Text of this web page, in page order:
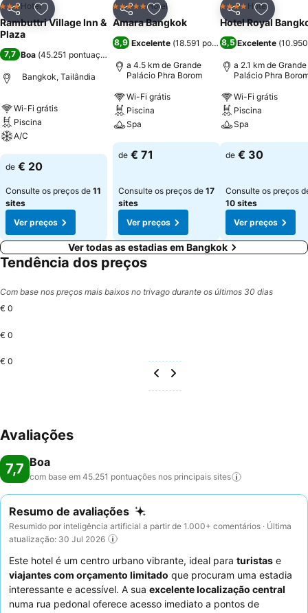
PartilharAdicionar aos favoritos
3 Estrelas
Hotel
Rambuttri Village Inn &
Plaza
7,7 Boa (45.251 pontuações
Bangkok, Tailândia
Wi-Fi grátis
Piscina
A/C
Ver preços
de € 20
Consulte os preços de 11
sites
Ver preços
PartilharAdicionar aos favoritos
5 EstrelasHotel
Amara Bangkok
8,9 Excelente (18.591 pontuações)
a 4.5 km de Grande
Palácio Phra Borom
Wi-Fi grátis
Piscina
Spa
Ver preços
de € 71
Consulte os preços de 17
sites
Ver preços
Partilhar
4 EstrelasHotel
Hotel Royal
8,5 Excelente (
a 2.1 km de Grande
Palácio Phra
Wi-Fi grátis
Piscina
Spa
Ver preços
de € 30
Consulte os preços
10 sites
Ver preços
Ver todas as estadias em Bangkok
Tendência dos preços
Com base nos preços mais baixos no trivago durante os últimos 30 dias
€ 0
€ 0
€ 0
Avaliações
7,7 Boa
com base em 45.251 pontuações nos principais sites
Resumo de avaliações
Resumido por inteligência artificial a partir de 1.000+ comentários · Última
atualização: 30 Jul 2026
Este hotel é um centro urbano vibrante, ideal para turistas e
viajantes com orçamento limitado que procuram uma estadia
interessante e acessível. A sua excelente localização central
numa rua pedonal oferece acesso imediato a pontos de